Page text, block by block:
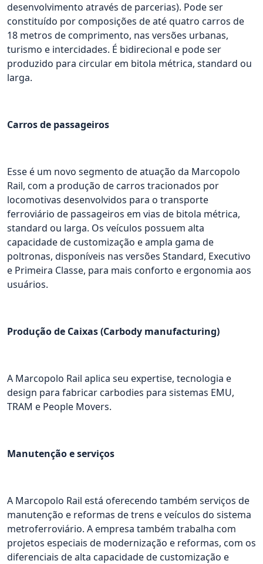
desenvolvimento através de parcerias). Pode ser
constituído por composições de até quatro carros de
18 metros de comprimento, nas versões urbanas,
turismo e intercidades. É bidirecional e pode ser
produzido para circular em bitola métrica, standard ou
larga.
Carros de passageiros
Esse é um novo segmento de atuação da Marcopolo
Rail, com a produção de carros tracionados por
locomotivas desenvolvidos para o transporte
ferroviário de passageiros em vias de bitola métrica,
standard ou larga. Os veículos possuem alta
capacidade de customização e ampla gama de
poltronas, disponíveis nas versões Standard, Executivo
e Primeira Classe, para mais conforto e ergonomia aos
usuários.
Produção de Caixas (Carbody manufacturing)
A Marcopolo Rail aplica seu expertise, tecnologia e
design para fabricar carbodies para sistemas EMU,
TRAM e People Movers.
Manutenção e serviços
A Marcopolo Rail está oferecendo também serviços de
manutenção e reformas de trens e veículos do sistema
metroferroviário. A empresa também trabalha com
projetos especiais de modernização e reformas, com os
diferenciais de alta capacidade de customização e